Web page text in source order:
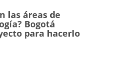
las áreas de
Bogotá
para hacerlo